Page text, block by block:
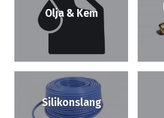
Olja & Kem
Silikonslang